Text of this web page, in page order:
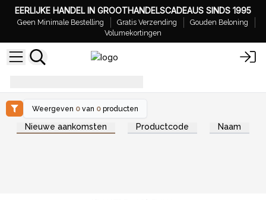
EERLIJKE HANDEL IN GROOTHANDELSCADEAUS SINDS 1995
Geen Minimale Bestelling Gratis Verzending
Gouden Beloning
Volumekortingen
Weergeven 0 van 0 producten
Nieuwe aankomsten Productcode Naam